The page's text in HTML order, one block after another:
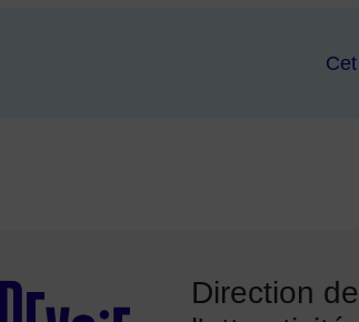
Direction de